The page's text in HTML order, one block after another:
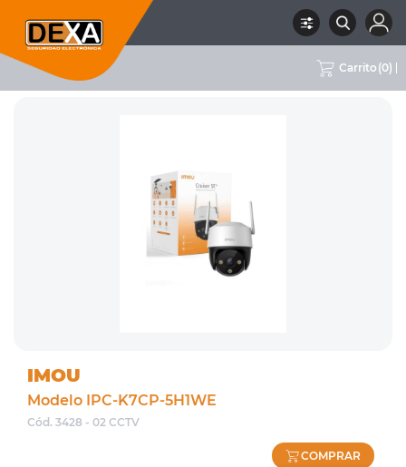
Carrito (0)
RUBRO SUBRUBRO
IMOU
Modelo IPC-K7CP-5H1WE
Cód. 3428 - 02 CCTV
COMPRAR